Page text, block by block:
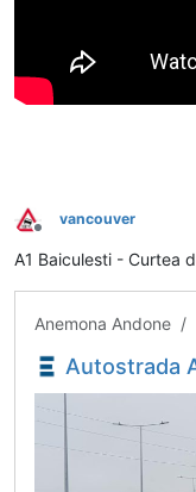
Deconectat
vancouver
A1 Baiculesti - Curtea
Anemona Andone
Autostrada A1 Sibiu - Pitești. Când vor fi dați